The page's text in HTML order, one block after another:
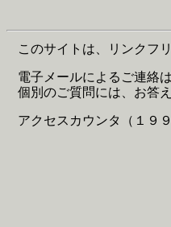
このサイトは、リンクフ
電子メールによるご連絡
個別のご質問には、お答
アクセスカウンタ（１９